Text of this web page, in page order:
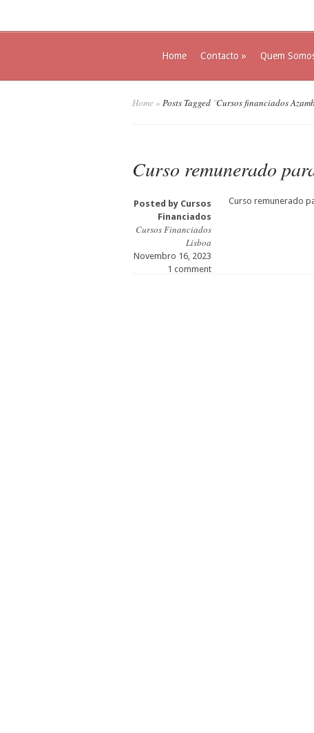
Home Contacto » Quem
Home » Posts Tagged "Cursos financiados
Curso remunerado
Posted by Cursos
Financiados
Cursos Financiados
Lisboa
Novembro 16, 2023
1 comment
Curso remunerado